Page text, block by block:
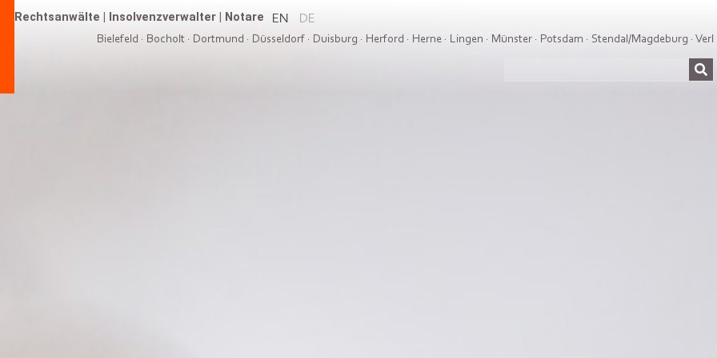
Rechtsanwälte | Insolvenzverwalter | Notare EN DE
Bielefeld · Bocholt· Dortmund · Düsseldorf· Duisburg · Herford · Herne· Lingen · Münster· Potsdam · Stendal/Magdeburg · Verl